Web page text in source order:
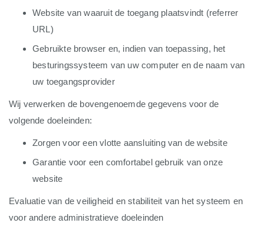
Website van waaruit de toegang plaatsvindt (referrer
URL)
Gebruikte browser en, indien van toepassing, het
besturingssysteem van uw computer en de naam van
uw toegangsprovider
Wij verwerken de bovengenoemde gegevens voor de
volgende doeleinden:
Zorgen voor een vlotte aansluiting van de website
Garantie voor een comfortabel gebruik van onze
website
Evaluatie van de veiligheid en stabiliteit van het systeem en
voor andere administratieve doeleinden